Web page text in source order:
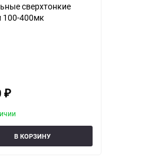
сверхтонкие
100-400мк
₽
В КОРЗИНУ